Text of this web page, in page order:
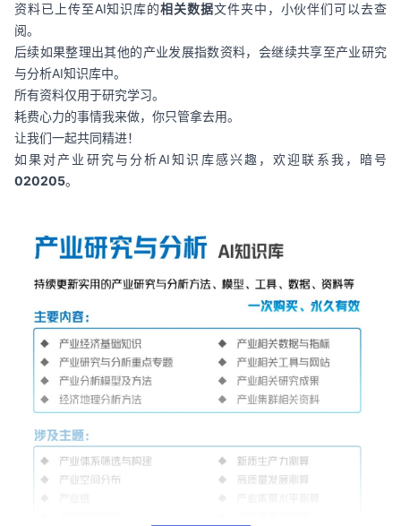
资料已上传至AI知识库的相关数据文件夹中，小伙伴们可以去查
阅。
后续如果整理出其他的产业发展指数资料，会继续共享至产业研究
与分析AI知识库中。
所有资料仅用于研究学习。
耗费心力的事情我来做，你只管拿去用。
让我们一起共同精进！
如果对产业研究与分析AI知识库感兴趣，欢迎联系我，暗号
020205。